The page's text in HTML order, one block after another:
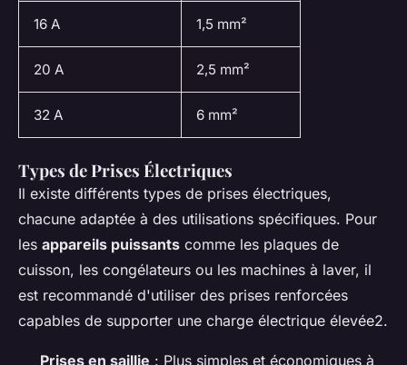
16 A 1,5 mm²
20 A 2,5 mm²
32 A 6 mm²
Types de Prises Électriques
Il existe différents types de prises électriques,
chacune adaptée à des utilisations spécifiques. Pour
les appareils puissants comme les plaques de
cuisson, les congélateurs ou les machines à laver, il
est recommandé d'utiliser des prises renforcées
capables de supporter une charge électrique élevée2.
Prises en saillie : Plus simples et économiques à